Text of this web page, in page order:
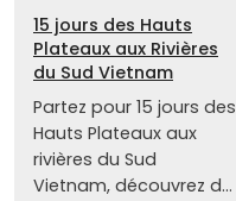
15 jours des Hauts
Plateaux aux Rivières
du Sud Vietnam
Partez pour 15 jours des
Hauts Plateaux aux
rivières du Sud
Vietnam, découvrez d...